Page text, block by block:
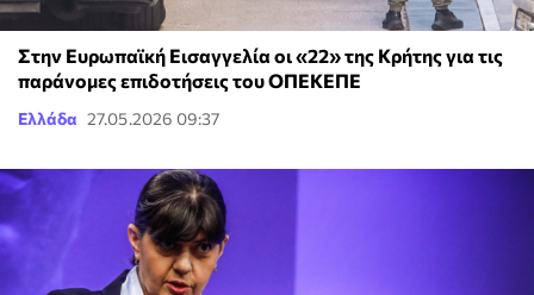
Στην Ευρωπαϊκή Εισαγγελία οι «22» της Κρήτης για τις
παράνομες επιδοτήσεις του ΟΠΕΚΕΠΕ
Ελλάδα 27.05.2026 09:37